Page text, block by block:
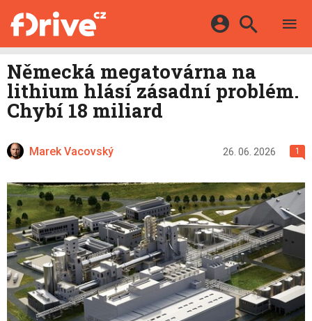
KATALOG
MAPA STANIC
VIDEA
DALŠÍ
HYBRIDY
E-MOTORSPORT
OSTATNÍ
Facebook Google
Německá megatovárna na
lithium hlásí zásadní problém.
Chybí 18 miliard
Marek Vacovský 26. 06. 2026 1